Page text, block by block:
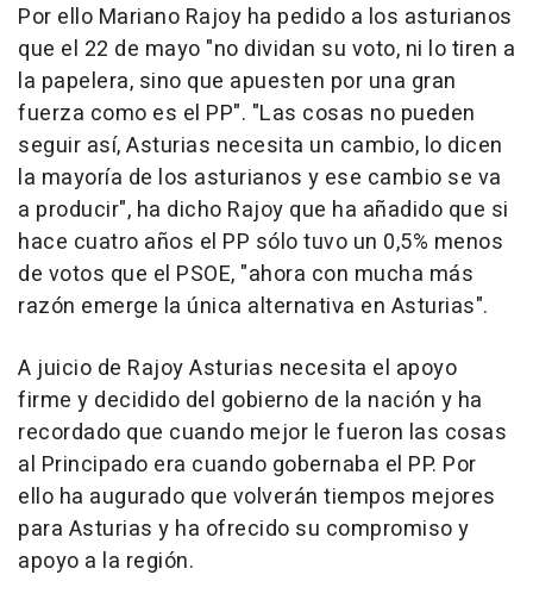
Por ello Mariano Rajoy ha pedido a los asturianos
que el 22 de mayo "no dividan su voto, ni lo tiren a
la papelera, sino que apuesten por una gran
fuerza como es el PP". "Las cosas no pueden
seguir así, Asturias necesita un cambio, lo dicen
la mayoría de los asturianos y ese cambio se va
a producir", ha dicho Rajoy que ha añadido que si
hace cuatro años el PP sólo tuvo un 0,5% menos
de votos que el PSOE, "ahora con mucha más
razón emerge la única alternativa en Asturias".
A juicio de Rajoy Asturias necesita el apoyo
firme y decidido del gobierno de la nación y ha
recordado que cuando mejor le fueron las cosas
al Principado era cuando gobernaba el PP. Por
ello ha augurado que volverán tiempos mejores
para Asturias y ha ofrecido su compromiso y
apoyo a la región.